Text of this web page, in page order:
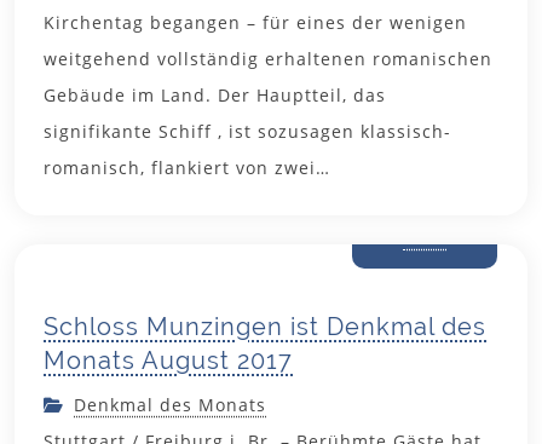
Kirchentag begangen – für eines der wenigen
weitgehend vollständig erhaltenen romanischen
Gebäude im Land. Der Hauptteil, das
signifikante Schiff , ist sozusagen klassisch-
romanisch, flankiert von zwei…
Schloss Munzingen ist Denkmal des
Monats August 2017
Denkmal des Monats